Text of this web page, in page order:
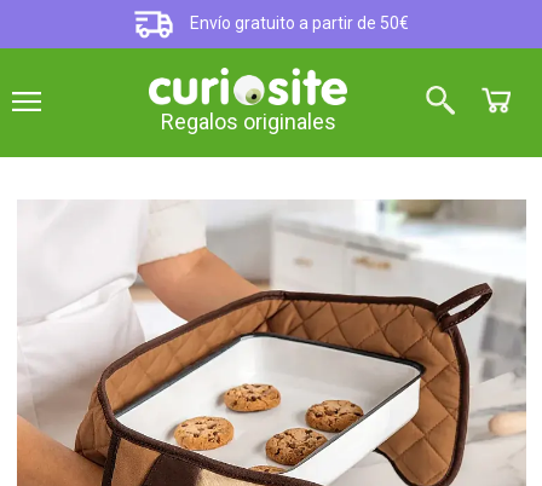
Envío gratuito a partir de 50€
Regalos originales